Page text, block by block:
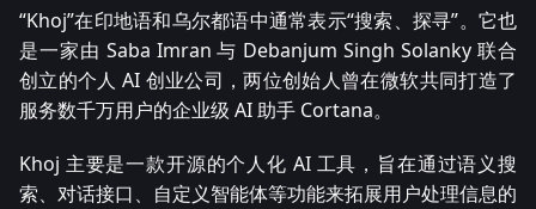
“Khoj”在印地语和乌尔都语中通常表示“搜索、探寻”。它也
是一家由 Saba Imran 与 Debanjum Singh Solanky 联合
创立的个人 AI 创业公司，两位创始人曾在微软共同打造了
服务数千万用户的企业级 AI 助手 Cortana。
Khoj 主要是一款开源的个人化 AI 工具，旨在通过语义搜
索、对话接口、自定义智能体等功能来拓展用户处理信息的